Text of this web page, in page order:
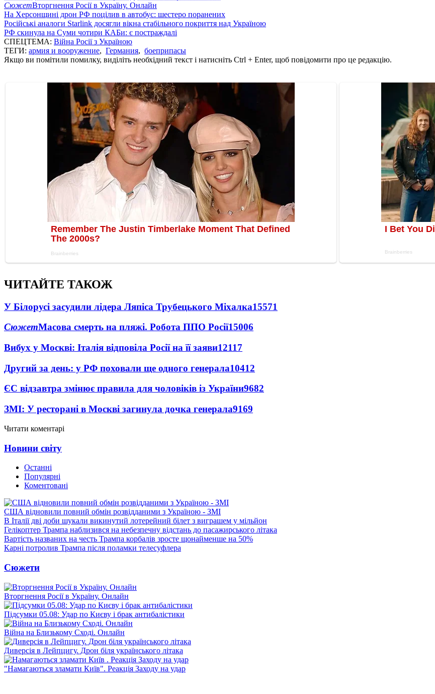
СюжетВторгнення Росії в Україну. Онлайн
На Херсонщині дрон РФ поцілив в автобус: шестеро поранених
Російські аналоги Starlink досягли вікна стабільного покриття над Україною
РФ скинула на Суми чотири КАБи: є постраждалі
СПЕЦТЕМА: Війна Росії з Україною
ТЕГИ: армия и вооружение, Германия, боеприпасы
Якщо ви помітили помилку, виділіть необхідний текст і натисніть Ctrl + Enter, щоб повідомити про це редакцію.
ЧИТАЙТЕ ТАКОЖ
У Білорусі засудили лідера Ляпіса Трубецького Міхалка15571
СюжетМасова смерть на пляжі. Робота ППО Росії15006
Вибух у Москві: Італія відповіла Росії на її заяви12117
Другий за день: у РФ поховали ще одного генерала10412
ЄС відзавтра змінює правила для чоловіків із України9682
ЗМІ: У ресторані в Москві загинула дочка генерала9169
Читати коментарі
Новини світу
Останні
Популярні
Коментовані
США відновили повний обмін розвідданими з Україною - ЗМІ
В Італії дві доби шукали викинутий лотерейний білет з виграшем у мільйон
Гелікоптер Трампа наблизився на небезпечну відстань до пасажирського літака
Вартість названих на честь Трампа корбалів зросте щонайменше на 50%
Карні потролив Трампа після поламки телесуфлера
Сюжети
Вторгнення Росії в Україну. Онлайн
Підсумки 05.08: Удар по Києву і брак антибалістики
Війна на Близькому Сході. Онлайн
Диверсія в Лейпцигу. Дрон біля українського літака
"Намагаються зламати Київ". Реакція Заходу на удар